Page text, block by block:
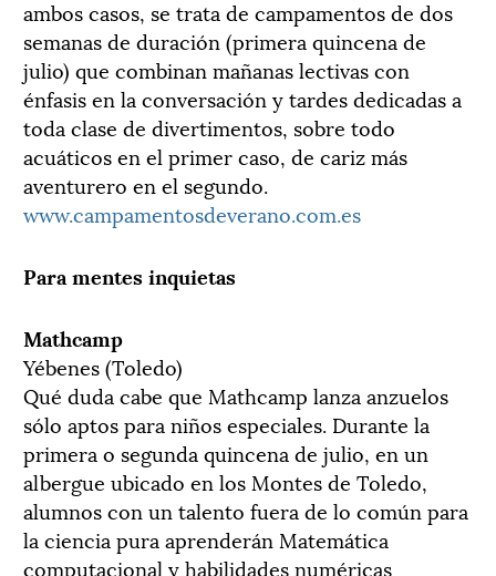
ambos casos, se trata de campamentos de dos
semanas de duración (primera quincena de
julio) que combinan mañanas lectivas con
énfasis en la conversación y tardes dedicadas a
toda clase de divertimentos, sobre todo
acuáticos en el primer caso, de cariz más
aventurero en el segundo.
www.campamentosdeverano.com.es
Para mentes inquietas
Mathcamp
Yébenes (Toledo)
Qué duda cabe que Mathcamp lanza anzuelos
sólo aptos para niños especiales. Durante la
primera o segunda quincena de julio, en un
albergue ubicado en los Montes de Toledo,
alumnos con un talento fuera de lo común para
la ciencia pura aprenderán Matemática
computacional y habilidades numéricas